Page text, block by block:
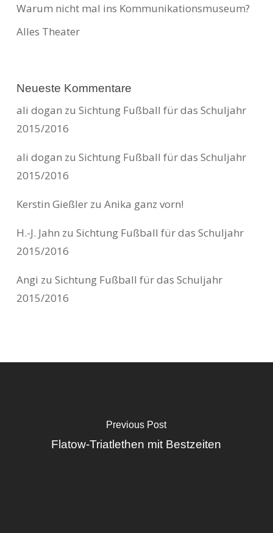
Warum nicht mal ins Kommunikationsmuseum?
Alles Theater
Neueste Kommentare
ali dogan zu Sichtung Fußball für das Schuljahr
2015/2016
ali dogan zu Sichtung Fußball für das Schuljahr
2015/2016
Kerstin Gießlerzu Anika ganz vorn!
H.-J. Jahn zu Sichtung Fußball für das Schuljahr
2015/2016
Angi zu Sichtung Fußball für das Schuljahr
2015/2016
Previous Post
Flatow-Triatlethen mit Bestzeiten